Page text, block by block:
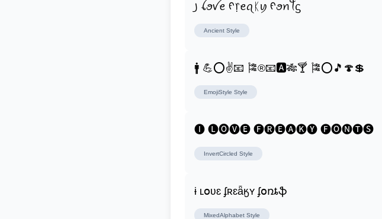
꠸ ꪶꪮꪜꫀ ᠻ᥅ꫀꪖᛕꪗ ᠻꪮꪀꪻᦓ
Ancient Style
🚹 💪⭕✌📧 🎏®📧🅰🎋🍸 🎏⭕🎵🍄💲
EmojiStyle Style
🅘 🅛🅞🅥🅔 🅕🅡🅔🅐🅚🅨 🅕🅞🅝🅣🅢
InvertCircled Style
ɨ ʟօʋɛ ʄʀɛǟӄʏ ʄօռȶֆ
MixedAlphabet Style